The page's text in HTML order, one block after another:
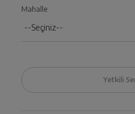
Mahalle